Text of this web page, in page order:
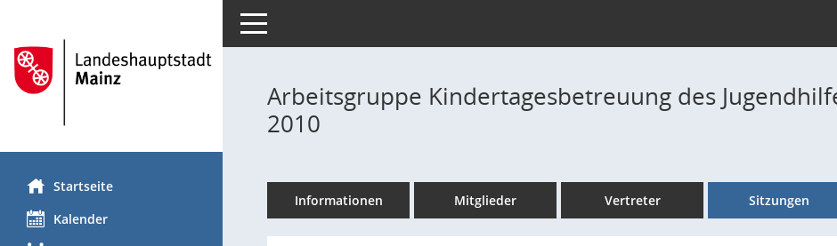
Startseite
Kalender
Toggle navigation
Arbeitsgruppe Kindertagesbetreuung des
2010
Informationen Mitglieder Vertreter Sitzungen